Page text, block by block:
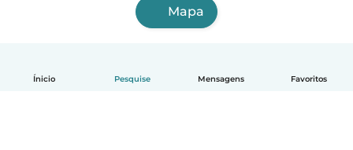
Ínicio Pesquise Mensagens Favoritos
Mapa